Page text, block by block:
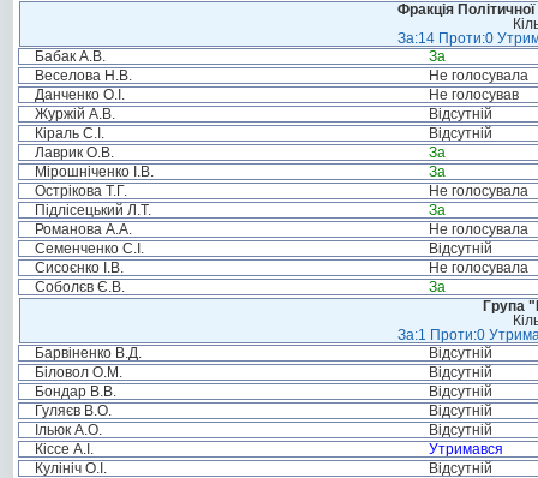
Фракція
За:14 Проти:0
Бабак А.В.
За
Веселова Н.В.
Не голосувала
Данченко О.І.
Не голосував
Журжій А.В.
Відсутній
Кіраль С.І.
Відсутній
Лаврик О.В.
За
Мірошніченко І.В.
За
Острікова Т.Г.
Не голосувала
Підлісецький Л.Т.
За
Романова А.А.
Не голосувала
Семенченко С.І.
Відсутній
Сисоєнко І.В.
Не голосувала
Соболєв Є.В.
За
Група
За:1 Проти:0
Барвіненко В.Д.
Відсутній
Біловол О.М.
Відсутній
Бондар В.В.
Відсутній
Гуляєв В.О.
Відсутній
Ільюк А.О.
Відсутній
Кіссе А.І.
Утримався
Кулініч О.І.
Відсутній